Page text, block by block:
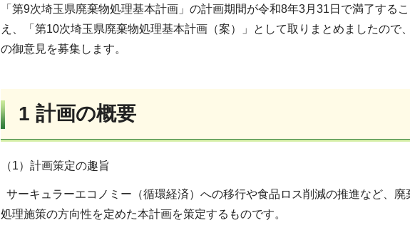
「第9次埼玉県廃棄物処理基本計画」の計画期間が令和8年3月31日で満了する
え、「第10次埼玉県廃棄物処理基本計画（案）」として取りまとめましたの
の御意見を募集します。
1 計画の概要
（1）計画策定の趣旨
サーキュラーエコノミー（循環経済）への移行や食品ロス削減の推進など、
処理施策の方向性を定めた本計画を策定するものです。